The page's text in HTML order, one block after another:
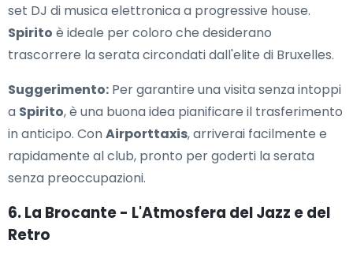
set DJ di musica elettronica a progressive house.
Spirito è ideale per coloro che desiderano
trascorrere la serata circondati dall'elite di Bruxelles.
Suggerimento: Per garantire una visita senza intoppi
a Spirito, è una buona idea pianificare il trasferimento
in anticipo. ConAirporttaxis, arriverai facilmente e
rapidamente al club, pronto per goderti la serata
senza preoccupazioni.
6. La Brocante - L'Atmosfera del Jazz e del
Retro